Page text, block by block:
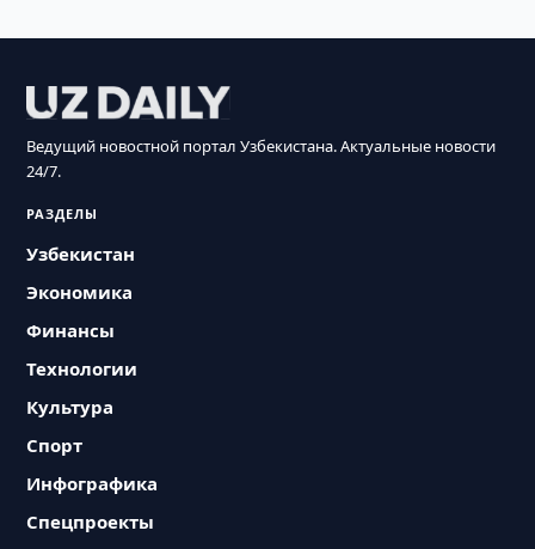
Ведущий новостной портал Узбекистана. Актуальные новости
24/7.
РАЗДЕЛЫ
Узбекистан
Экономика
Финансы
Технологии
Культура
Спорт
Инфографика
Спецпроекты